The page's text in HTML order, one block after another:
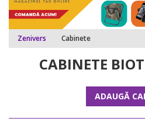
Zenivers Cabinete
CABINETE
ADAUGĂ